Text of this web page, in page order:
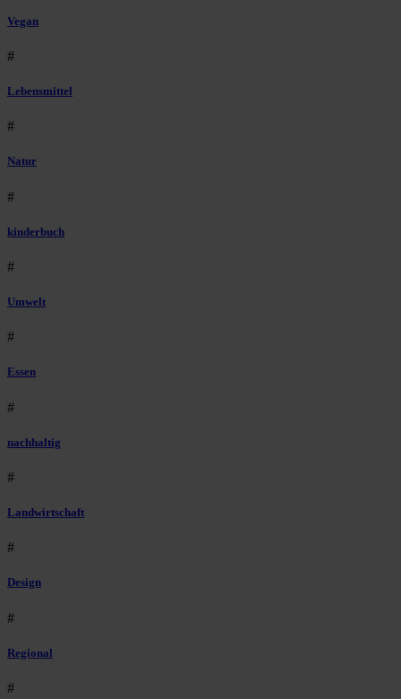
Vegan
#
Lebensmittel
#
Natur
#
kinderbuch
#
Umwelt
#
Essen
#
nachhaltig
#
Landwirtschaft
#
Design
#
Regional
#